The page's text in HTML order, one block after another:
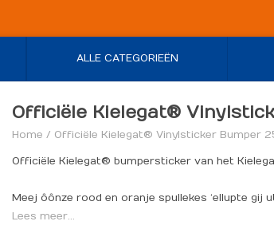
ALLE CATEGORIEËN
Officiële Kielegat®
Home / Officiële Kielegat® Vinylsticker Bumper
Officiële Kielegat® bumpersticker van het
Meej ôônze rood en oranje spullekes ‘ellupte gij
Lees meer...